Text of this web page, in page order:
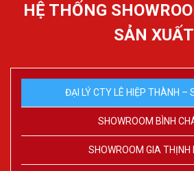
HỆ THỐNG
SẢN XUẤT
ĐẠI LÝ CTY LÊ HIỆP THÀNH –
SHOWROOM BÌNH
SHOWROOM GIA THỊNH